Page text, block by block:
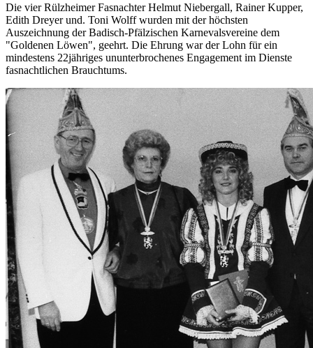
Die vier Rülzheimer Fasnachter Helmut Niebergall, Rainer Kupper,
Edith Dreyer und. Toni Wolff wurden mit der höchsten
Auszeichnung der Badisch-Pfälzischen Karnevalsvereine dem
"Goldenen Löwen", geehrt. Die Ehrung war der Lohn für ein
mindestens 22jähriges ununterbrochenes Engagement im Dienste
fasnachtlichen Brauchtums.